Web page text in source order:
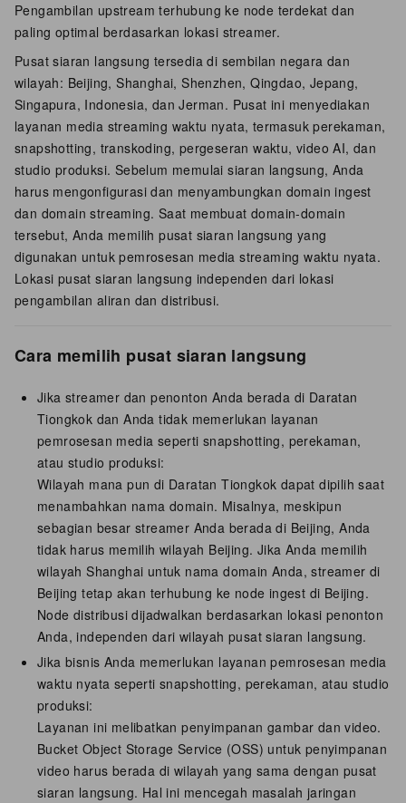
Pengambilan upstream terhubung ke node terdekat dan
paling optimal berdasarkan lokasi streamer.
Pusat siaran langsung tersedia di sembilan negara dan
wilayah: Beijing, Shanghai, Shenzhen, Qingdao, Jepang,
Singapura, Indonesia, dan Jerman. Pusat ini menyediakan
layanan media streaming waktu nyata, termasuk perekaman,
snapshotting, transkoding, pergeseran waktu, video AI, dan
studio produksi. Sebelum memulai siaran langsung, Anda
harus mengonfigurasi dan menyambungkan domain ingest
dan domain streaming. Saat membuat domain-domain
tersebut, Anda memilih pusat siaran langsung yang
digunakan untuk pemrosesan media streaming waktu nyata.
Lokasi pusat siaran langsung independen dari lokasi
pengambilan aliran dan distribusi.
Cara memilih pusat siaran langsung
Jika streamer dan penonton Anda berada di Daratan
Tiongkok dan Anda tidak memerlukan layanan
pemrosesan media seperti snapshotting, perekaman,
atau studio produksi:
Wilayah mana pun di Daratan Tiongkok dapat dipilih saat
menambahkan nama domain. Misalnya, meskipun
sebagian besar streamer Anda berada di Beijing, Anda
tidak harus memilih wilayah Beijing. Jika Anda memilih
wilayah Shanghai untuk nama domain Anda, streamer di
Beijing tetap akan terhubung ke node ingest di Beijing.
Node distribusi dijadwalkan berdasarkan lokasi penonton
Anda, independen dari wilayah pusat siaran langsung.
Jika bisnis Anda memerlukan layanan pemrosesan media
waktu nyata seperti snapshotting, perekaman, atau studio
produksi:
Layanan ini melibatkan penyimpanan gambar dan video.
Bucket Object Storage Service (OSS) untuk penyimpanan
video harus berada di wilayah yang sama dengan pusat
siaran langsung. Hal ini mencegah masalah jaringan